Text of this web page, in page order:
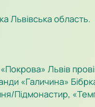
Львівська область.
Львів
«Галичина»
Підмонастир,